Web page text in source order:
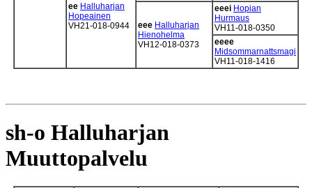
ee Halluharjan
Hopeainen
VH21-018-0944
eee Halluharjan
Hienohelma
VH12-018-0373
eeei Hopian
Hurmaus
VH11-018-0350
eeee
Midsommarnattsmagi
VH11-018-1416
sh-o Halluharjan
Muuttopalvelu